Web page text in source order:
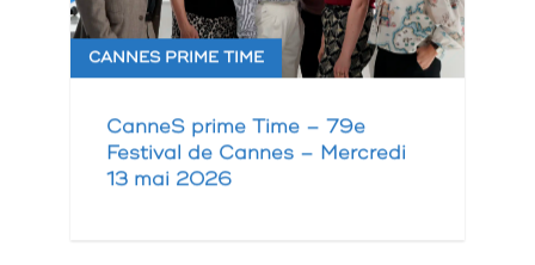
CANNES PRIME TIME
CanneS prime Time – 79e
Festival de Cannes – Mercredi
13 mai 2026